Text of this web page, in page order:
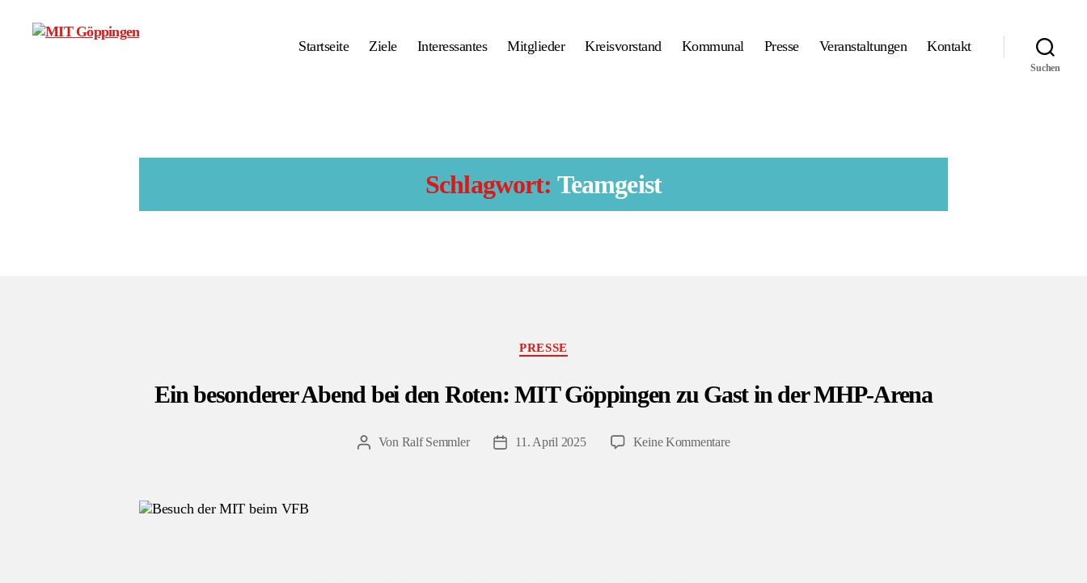
Startseite Ziele Interessantes Mitglieder Kreisvorstand Kommunal Presse Veranstaltungen Kontakt
Suchen
Schlagwort: Teamgeist
Kategorien
PRESSE
Ein besonderer Abend bei den Roten: MIT Göppingen zu Gast in der MHP-Arena
Beitragsautor
Von Ralf Semmler Veröffentlichungsdatum
11. April 2025 Keine Kommentarezu